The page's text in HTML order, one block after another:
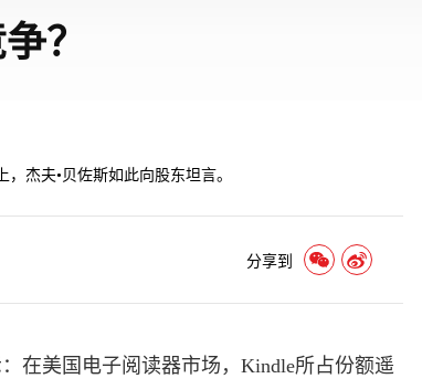
？
杰夫•贝佐斯如此向股东坦言。
分享到
在美国电子阅读器市场，Kindle所占份额遥